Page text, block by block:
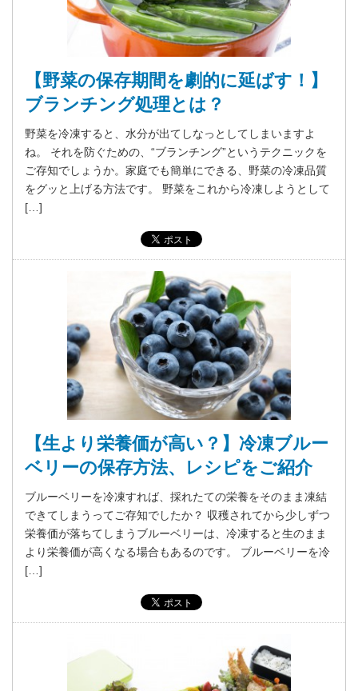
【野菜の保存期間を劇的に延ばす！】
ブランチング処理とは？
野菜を冷凍すると、水分が出てしなっとしてしまいますよ
ね。 それを防ぐための、“ブランチング”というテクニックを
ご存知でしょうか。家庭でも簡単にできる、野菜の冷凍品質
をグッと上げる方法です。 野菜をこれから冷凍しようとして
[…]
【生より栄養価が高い？】冷凍ブルー
ベリーの保存方法、レシピをご紹介
ブルーベリーを冷凍すれば、採れたての栄養をそのまま凍結
できてしまうってご存知でしたか？ 収穫されてから少しずつ
栄養価が落ちてしまうブルーベリーは、冷凍すると生のまま
より栄養価が高くなる場合もあるのです。 ブルーベリーを冷
[…]